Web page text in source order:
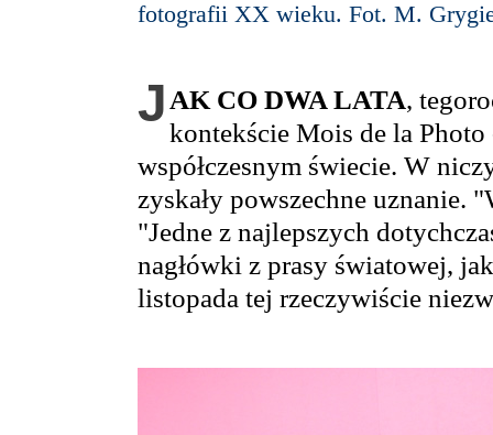
fotografii XX wieku. Fot. M.
JAK CO DWA LATA,
kontekście Mois de la
współczesnym świecie. W
zyskały powszechne uznanie.
"Jedne z najlepszych
nagłówki z prasy światowej,
listopada tej rzeczywiście